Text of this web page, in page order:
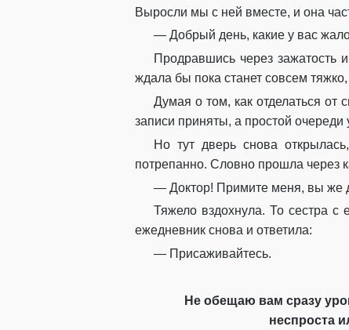
Выросли мы с ней вместе, и она
— Добрый день, какие у вас
Продравшись через
ждала бы пока станет совсем
Думая о том, как отделаться от
записи приняты, а простой
Но тут дверь снова
потрепанно. Словно прошла через
— Доктор! Примите меня, вы же
Тяжело вздохнула. То сестра с
ежедневник снова и ответила:
— Присаживайтесь.
Не обещаю вам сразу
неспроста